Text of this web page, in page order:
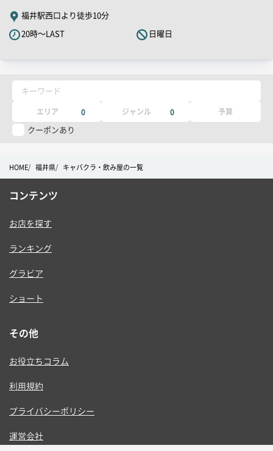
キ
ャ
ッ
ピ
福井駅西口より徒歩10分
20時～LAST
日曜日
キーワード
エリア 0 ジャンル 0 予算
クーポンあり
HOME 福井県 キャバクラ・飲み屋の一覧
コンテンツ
お店を探す
ランキング
グラビア
ショート
その他
お役立ちコラム
利用規約
プライバシーポリシー
運営会社